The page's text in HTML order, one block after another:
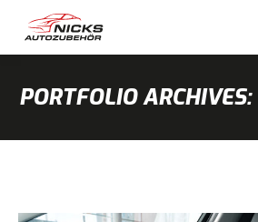
PORTFOLIO ARCHIVES: